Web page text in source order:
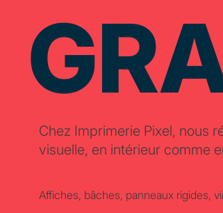
Chez Imprimerie Pixel, nous
visuelle, en intérieur comme
Affiches, bâches, panneaux rigides,